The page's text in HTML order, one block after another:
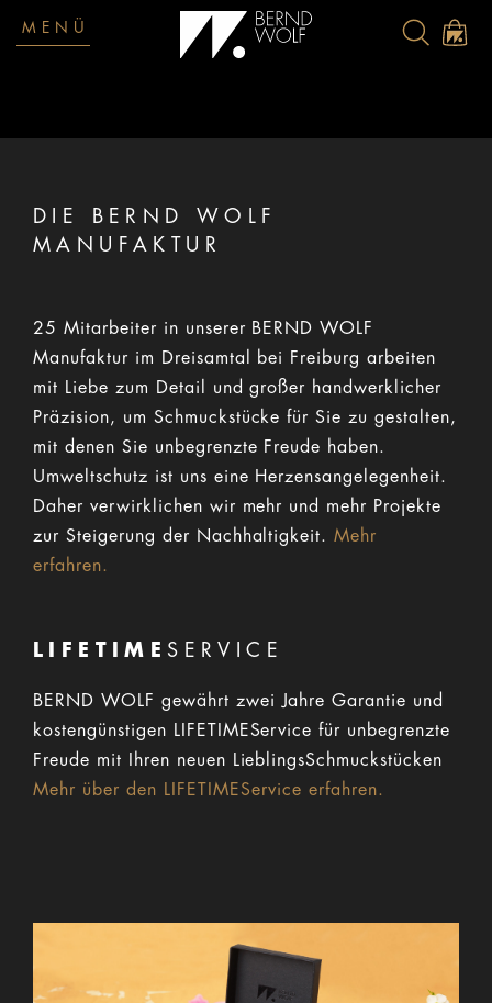
MENÜ
DIE BERND WOLF
MANUFAKTUR
25 Mitarbeiter in unserer BERND WOLF
Manufaktur im Dreisamtal bei Freiburg arbeiten
mit Liebe zum Detail und großer handwerklicher
Präzision, um Schmuckstücke für Sie zu gestalten,
mit denen Sie unbegrenzte Freude haben.
Umweltschutz ist uns eine Herzensangelegenheit.
Daher verwirklichen wir mehr und mehr Projekte
zur Steigerung der Nachhaltigkeit.Mehr
erfahren.
LIFETIME SERVICE
BERND WOLF gewährt zwei Jahre Garantie und
kostengünstigen LIFETIMEService für unbegrenzte
Freude mit Ihren neuen LieblingsSchmuckstücken
Mehr über den LIFETIMEService erfahren.